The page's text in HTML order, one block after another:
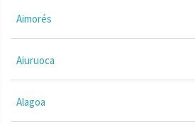
Aimorés
Aiuruoca
Alagoa